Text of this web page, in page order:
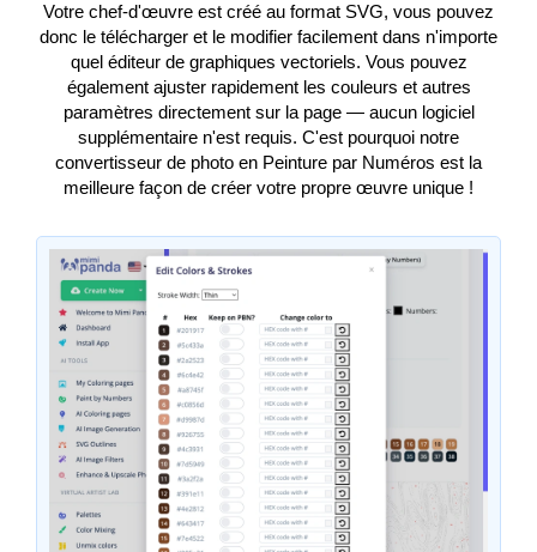
Votre chef-d'œuvre est créé au format SVG, vous pouvez
donc le télécharger et le modifier facilement dans n'importe
quel éditeur de graphiques vectoriels. Vous pouvez
également ajuster rapidement les couleurs et autres
paramètres directement sur la page — aucun logiciel
supplémentaire n'est requis. C'est pourquoi notre
convertisseur de photo en Peinture par Numéros est la
meilleure façon de créer votre propre œuvre unique !